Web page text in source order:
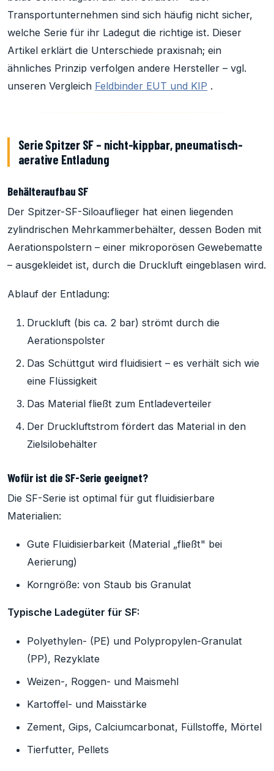
Transportunternehmen sind sich häufig nicht sicher,
welche Serie für ihr Ladegut die richtige ist. Dieser
Artikel erklärt die Unterschiede praxisnah; ein
ähnliches Prinzip verfolgen andere Hersteller – vgl.
unseren Vergleich Feldbinder EUT und KIP .
Serie Spitzer SF – nicht-kippbar, pneumatisch-
aerative Entladung
Behälteraufbau SF
Der Spitzer-SF-Siloauflieger hat einen liegenden
zylindrischen Mehrkammerbehälter, dessen Boden mit
Aerationspolstern – einer mikroporösen Gewebematte
– ausgekleidet ist, durch die Druckluft eingeblasen wird.
Ablauf der Entladung:
Druckluft (bis ca. 2 bar) strömt durch die
Aerationspolster
Das Schüttgut wird fluidisiert – es verhält sich wie
eine Flüssigkeit
Das Material fließt zum Entladeverteiler
Der Druckluftstrom fördert das Material in den
Zielsilobehälter
Wofür ist die SF-Serie geeignet?
Die SF-Serie ist optimal für gut fluidisierbare
Materialien:
Gute Fluidisierbarkeit (Material „fließt" bei
Aerierung)
Korngröße: von Staub bis Granulat
Typische Ladegüter für SF:
Polyethylen- (PE) und Polypropylen-Granulat
(PP), Rezyklate
Weizen-, Roggen- und Maismehl
Kartoffel- und Maisstärke
Zement, Gips, Calciumcarbonat, Füllstoffe, Mörtel
Tierfutter, Pellets